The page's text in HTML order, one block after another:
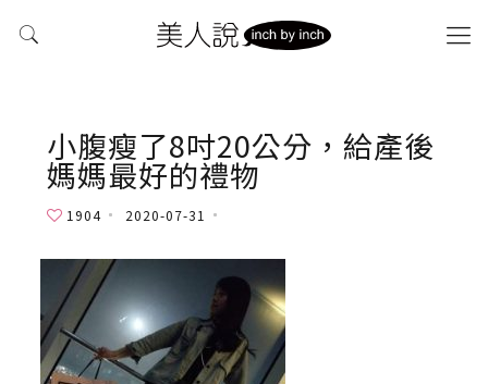
小腹瘦了8吋20公分，給產後
媽媽最好的禮物
1904 2020-07-31